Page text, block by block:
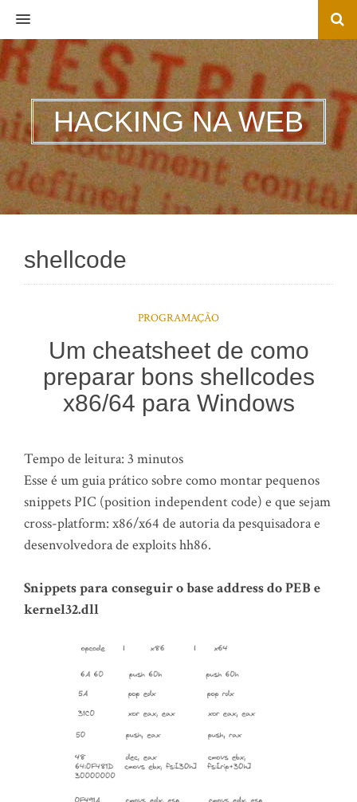
MENU
HACKING NA WEB
shellcode
PROGRAMAÇÃO
Um cheatsheet de como
preparar bons shellcodes
x86/64 para Windows
Tempo de leitura: 3 minutos
Esse é um guia prático sobre como montar pequenos
snippets PIC (position independent code) e que sejam
cross-platform: x86/x64 de autoria da pesquisadora e
desenvolvedora de exploits hh86.
Snippets para conseguir o base address do PEB e
kernel32.dll